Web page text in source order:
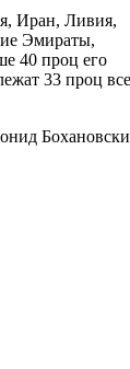
Иран, Ливия,
Эмираты,
40 проц его
33 проц